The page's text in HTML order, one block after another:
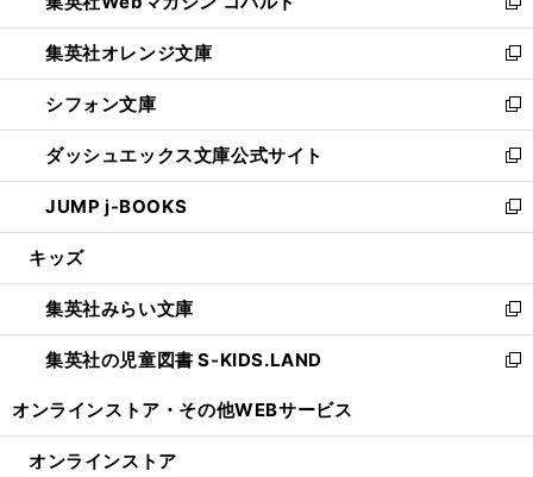
開
く
ウ
で
開
く
ィ
ン
ド
ウ
で
開
く
新
し
い
ウ
ィ
ン
ド
ウ
で
開
集英社オレンジ文庫
新
し
い
ウ
ィ
ン
ド
ウ
開
く
シフォン文庫
新
し
い
ウ
ィ
ン
ウ
で
開
く
ダッシュエックス文庫公式サイト
新
し
い
ウ
ン
ド
ウ
で
JUMP j-BOOKS
新
し
ウ
ィ
ン
ド
開
キッズ
集英社みらい文庫
新
し
い
ン
集英社の児童図書 S-KIDS.LAND
新
ウ
オンラインストア・ その他WEBサービス
オンラインストア